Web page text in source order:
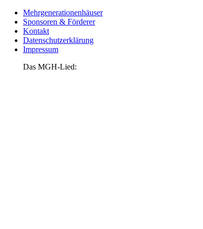
Mehrgenerationenhäuser
Sponsoren & Förderer
Kontakt
Datenschutzerklärung
Impressum
Das MGH-Lied: